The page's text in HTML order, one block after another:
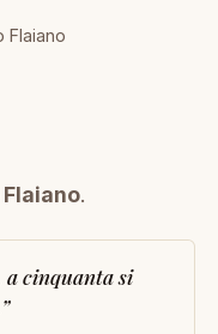
Flaiano
Flaiano.
a cinquanta si
”